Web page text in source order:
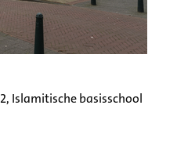
2, Islamitische basisschool